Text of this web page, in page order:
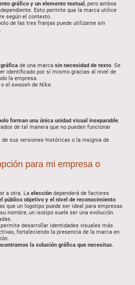
gráfico y un elemento textual , pero ambos
Esto permite que la marca utilice
según el contexto.
de las tres franjas puede utilizarse sin
gráfica de una marca sin necesidad de texto. Se
identificado por sí mismo gracias al nivel de
la empresa.
el swoosh de Nike.
forman una única unidad visual inseparable.
de tal manera que no pueden funcionar
de sus versiones históricas o la insignia de
para mi empresa o
a otra. La elección dependerá de factores
público objetivo y el nivel de reconocimiento
que un logotipo puede ser ideal para empresas
nombre, un isotipo suele ser una evolución
desarrollar identidades visuales más
fortaleciendo la presencia de la marca en
la solución gráfica que necesitas.